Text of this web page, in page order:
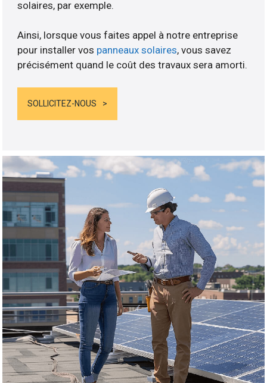
solaires, par exemple.
Ainsi, lorsque vous faites appel à notre entreprise
pour installer vos panneaux solaires, vous savez
précisément quand le coût des travaux sera amorti.
SOLLICITEZ-NOUS